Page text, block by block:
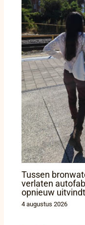
Tussen
verlaten
opnieuw uitvindt
4 augustus 2026